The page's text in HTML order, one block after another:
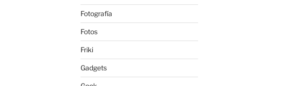
Fotografía
Fotos
Friki
Gadgets